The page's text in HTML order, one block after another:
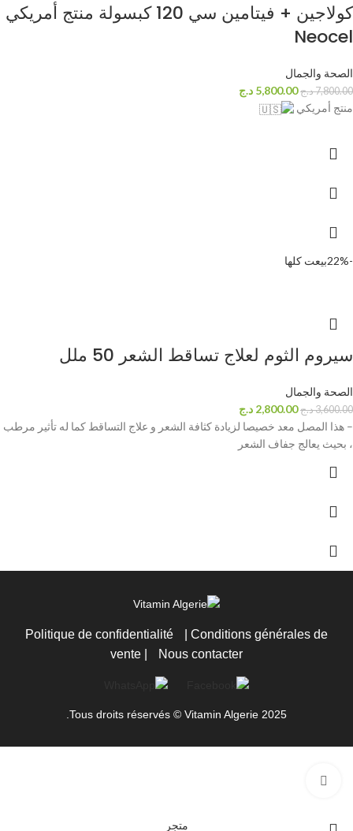
كولاجين + فيتامين سي 120 كبسولة منتج أمريكي
Neocel
الصحة والجمال
7,800.00د.ج 5,800.00 د.ج
منتج أمريكي
-22% بيعت كلها
سيروم الثوم لعلاج تساقط الشعر 50 ملل
الصحة والجمال
3,600.00د.ج 2,800.00 د.ج
– هذا المصل معد خصيصا لزيادة كثافة الشعر و علاج التساقط كما له تأثير مرطب
، بحيث يعالج جفاف الشعر
Politique de confidentialité
Conditions générales de
vente
Nous contacter
Tous droits réservés © Vitamin Algerie 2025.
متجر